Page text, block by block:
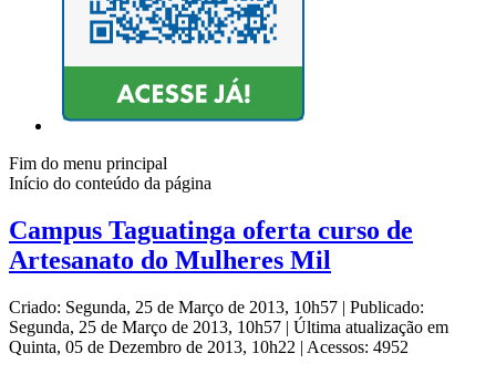
Fim do menu principal
Início do conteúdo da página
Campus Taguatinga oferta curso de
Artesanato do Mulheres Mil
Criado: Segunda, 25 de Março de 2013, 10h57 | Publicado:
Segunda, 25 de Março de 2013, 10h57 | Última atualização em
Quinta, 05 de Dezembro de 2013, 10h22 | Acessos: 4952